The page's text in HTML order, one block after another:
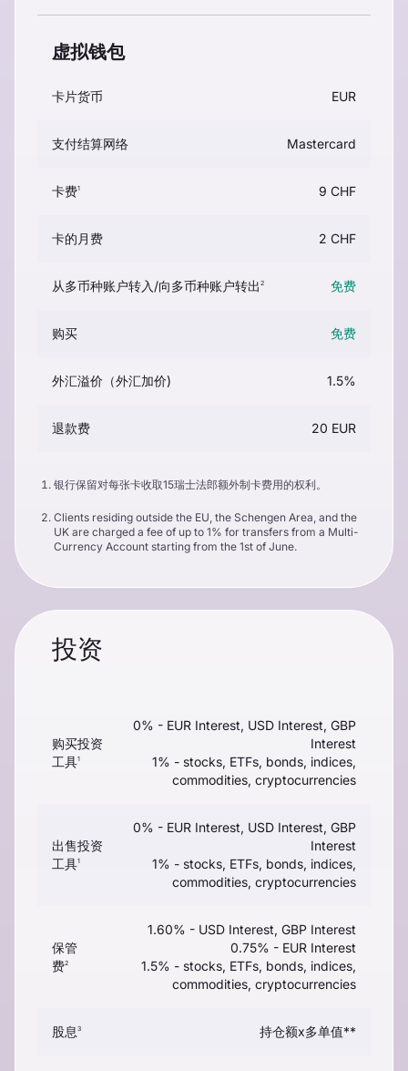
虚拟钱包
卡片货币 EUR
支付结算网络 Mastercard
卡费1 9 CHF
卡的月费 2 CHF
从多币种账户转入/向多币种账户转出 2 免费
购买 免费
外汇溢价（外汇加价) 1.5%
退款费 20 EUR
银行保留对每张卡收取15瑞士法郎额外制卡费用的权利。
Clients residing outside the EU, the Schengen Area, and the
UK are charged a fee of up to 1% for transfers from a Multi-
Currency Account starting from the 1st of June.
投资
购买投资
工具1
0% - EUR Interest, USD Interest, GBP
Interest
1% - stocks, ETFs, bonds, indices,
commodities, cryptocurrencies
出售投资
工具1
0% - EUR Interest, USD Interest, GBP
Interest
1% - stocks, ETFs, bonds, indices,
commodities, cryptocurrencies
保管
费2
1.60% - USD Interest, GBP Interest
0.75% - EUR Interest
1.5% - stocks, ETFs, bonds, indices,
commodities, cryptocurrencies
股息 3 持仓额x多单值**